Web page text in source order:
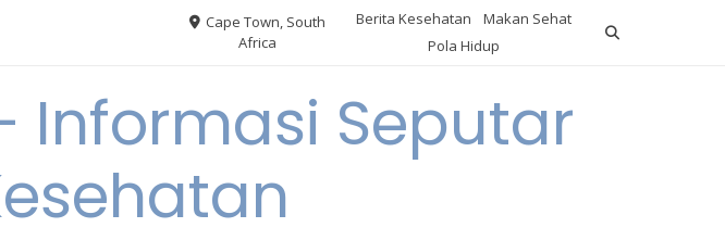
Cape Town, South
Africa
Berita Kesehatan
Makan Sehat
Pola Hidup
– Informasi Seputar